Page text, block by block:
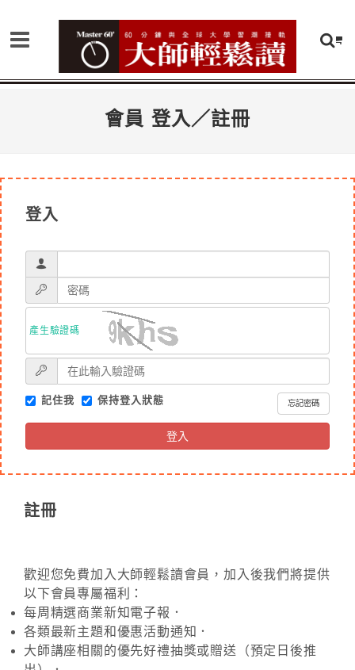
會員 登入／註冊
登入
產生驗證碼
記住我 保持登入狀態 忘記密碼
登入
註冊
歡迎您免費加入大師輕鬆讀會員，加入後我們將提供
以下會員專屬福利：
每周精選商業新知電子報．
各類最新主題和優惠活動通知．
大師講座相關的優先好禮抽獎或贈送（預定日後推